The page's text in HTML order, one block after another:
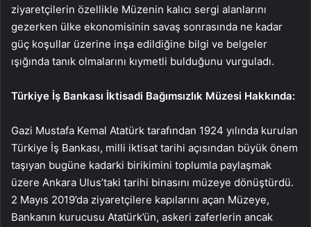
ziyaretçilerin özellikle Müzenin kalıcı sergi alanlarını
gezerken ülke ekonomisinin savaş sonrasında ne kadar
güç koşullar üzerine inşa edildiğine bilgi ve belgeler
ışığında tanık olmalarını kıymetli bulduğunu vurguladı.
Türkiye İş Bankası İktisadi Bağımsızlık Müzesi Hakkında:
​Gazi Mustafa Kemal Atatürk tarafından 1924 yılında kurulan
Türkiye İş Bankası, milli iktisat tarihi açısından büyük önem
taşıyan bugüne kadarki birikimini toplumla paylaşmak
üzere Ankara Ulus’taki tarihi binasını müzeye dönüştürdü.
2 Mayıs 2019’da ziyaretçilere kapılarını açan Müzeye,
Bankanın kurucusu Atatürk’ün, askeri zaferlerin ancak